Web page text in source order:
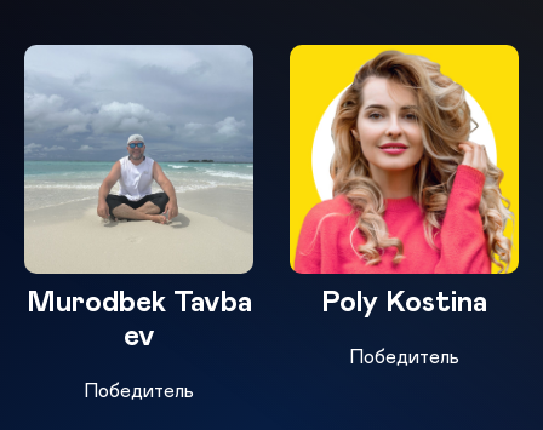
Murodbek Tavba
ev
Победитель
Poly Kostina
Победитель